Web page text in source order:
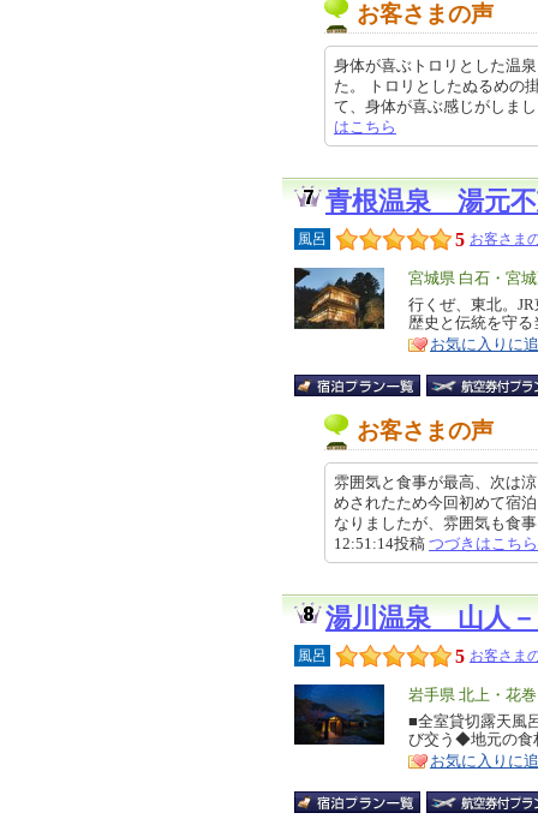
お客さまの声
身体が喜ぶトロリとした温
た。 トロリとしたぬるめの
て、身体が喜ぶ感じがしま
はこちら
青根温泉 湯元
風呂 5 お客さま
エ
リ
ア
宮城県 白石・宮
特
徴
行くぜ、東北。
歴史と伝統を守
お気に入りに
お客さまの声
雰囲気と食事が最高、次は
めされたため今回初めて宿
なりましたが、雰囲気も食
12:51:14投稿 つづきはこちら
湯川温泉 山人－
風呂 5 お客さま
エ
リ
ア
岩手県 北上・花
特
徴
■全室貸切露天風
び交う◆地元の食
お気に入りに